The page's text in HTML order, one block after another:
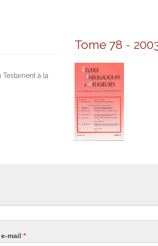
Testament à la
Tome 78 -
mail *